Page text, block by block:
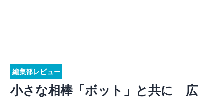
編集部レビュー
小さな相棒「ボット」と共に 広